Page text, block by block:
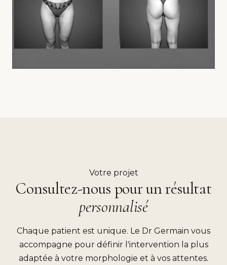
Votre projet
Consultez-nous pour un résultat
personnalisé
Chaque patient est unique. Le Dr Germain vous
accompagne pour définir l'intervention la plus
adaptée à votre morphologie et à vos attentes.